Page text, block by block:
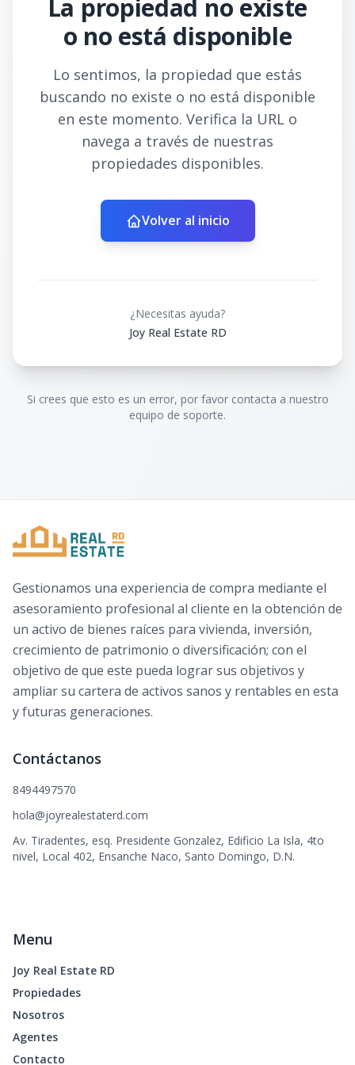
La propiedad no existe
o no está disponible
Lo sentimos, la propiedad que estás
buscando no existe o no está disponible
en este momento. Verifica la URL o
navega a través de nuestras
propiedades disponibles.
Volver al inicio
¿Necesitas ayuda?
Joy Real Estate RD
Si crees que esto es un error, por favor contacta a nuestro
equipo de soporte.
Gestionamos una experiencia de compra mediante el
asesoramiento profesional al cliente en la obtención de
un activo de bienes raíces para vivienda, inversión,
crecimiento de patrimonio o diversificación; con el
objetivo de que este pueda lograr sus objetivos y
ampliar su cartera de activos sanos y rentables en esta
y futuras generaciones.
Contáctanos
8494497570
hola@joyrealestaterd.com
Av. Tiradentes, esq. Presidente Gonzalez, Edificio La Isla, 4to
nivel, Local 402, Ensanche Naco, Santo Domingo, D.N.
Menu
Joy Real Estate RD
Propiedades
Nosotros
Agentes
Contacto